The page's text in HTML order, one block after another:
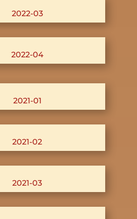
2022-03
2022-04
2021-01
2021-02
2021-03